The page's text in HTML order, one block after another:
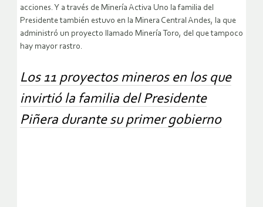
acciones. Y a través de Minería Activa Uno la familia del
Presidente también estuvo en la Minera Central Andes, la que
administró un proyecto llamado Minería Toro, del que tampoco
hay mayor rastro.
Los 11 proyectos mineros en los que
invirtió la familia del Presidente
Piñera durante su primer gobierno